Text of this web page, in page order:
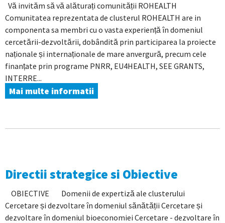
Vă invităm să vă alăturați comunității ROHEALTH
Comunitatea reprezentata de clusterul ROHEALTH are in
componenta sa membri cu o vasta experiență în domeniul
cercetării-dezvoltării, dobândită prin participarea la proiecte
naționale și internaționale de mare anvergură, precum cele
finanțate prin programe PNRR, EU4HEALTH, SEE GRANTS,
INTERRE...
Mai multe informatii
Directii strategice si Obiective
OBIECTIVE Domenii de expertiză ale clusterului
Cercetare și dezvoltare în domeniul sănătății Cercetare și
dezvoltare în domeniul bioeconomiei Cercetare - dezvoltare în